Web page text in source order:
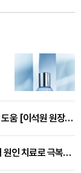
척추관협착증 치료, 양방향 척추 내시경으로 개선 도움 [이석원 원장 칼럼]
불면증과 어지럼증·이명 증상까지 반복...수면장애 원인 치료로 극복해야